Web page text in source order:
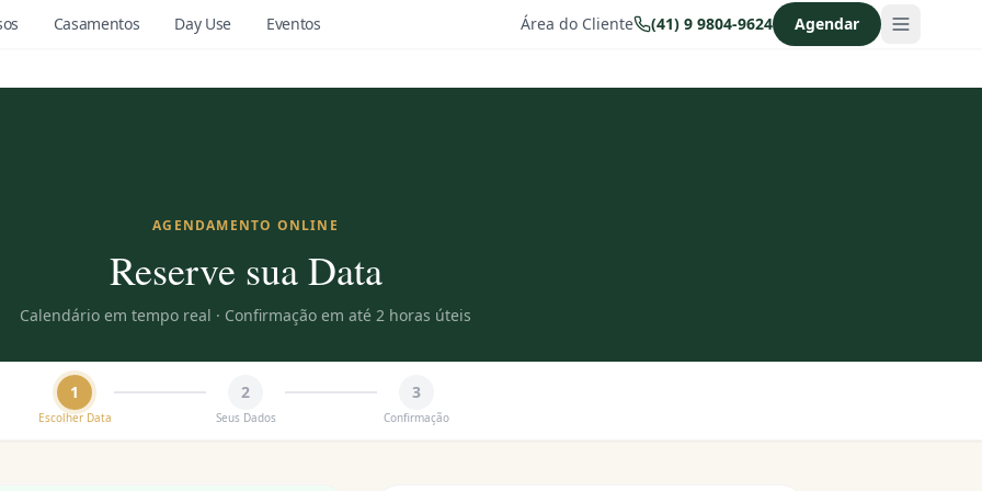
Casamentos Day Use Eventos Área do Cliente (41) 9 9804-9624 Agendar
AGENDAMENTO ONLINE
Reserve sua Data
Calendário em tempo real · Confirmação em até 2 horas úteis
1
Escolher Data
2
Seus Dados
3
Confirmação